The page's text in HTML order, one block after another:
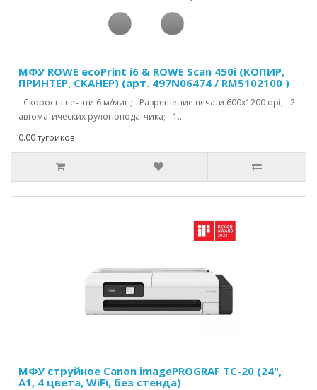
МФУ ROWE ecoPrint i6 & ROWE Scan 450i (КОПИР,
ПРИНТЕР, СКАНЕР) (арт. 497N06474 / RM5102100 )
- Скорость печати 6 м/мин; - Разрешение печати 600х1200 dpi; - 2
автоматических рулоноподатчика; - 1..
0.00 тугриков
МФУ струйное Canon imagePROGRAF TC-20 (24",
A1, 4 цвета, WiFi, без стенда)